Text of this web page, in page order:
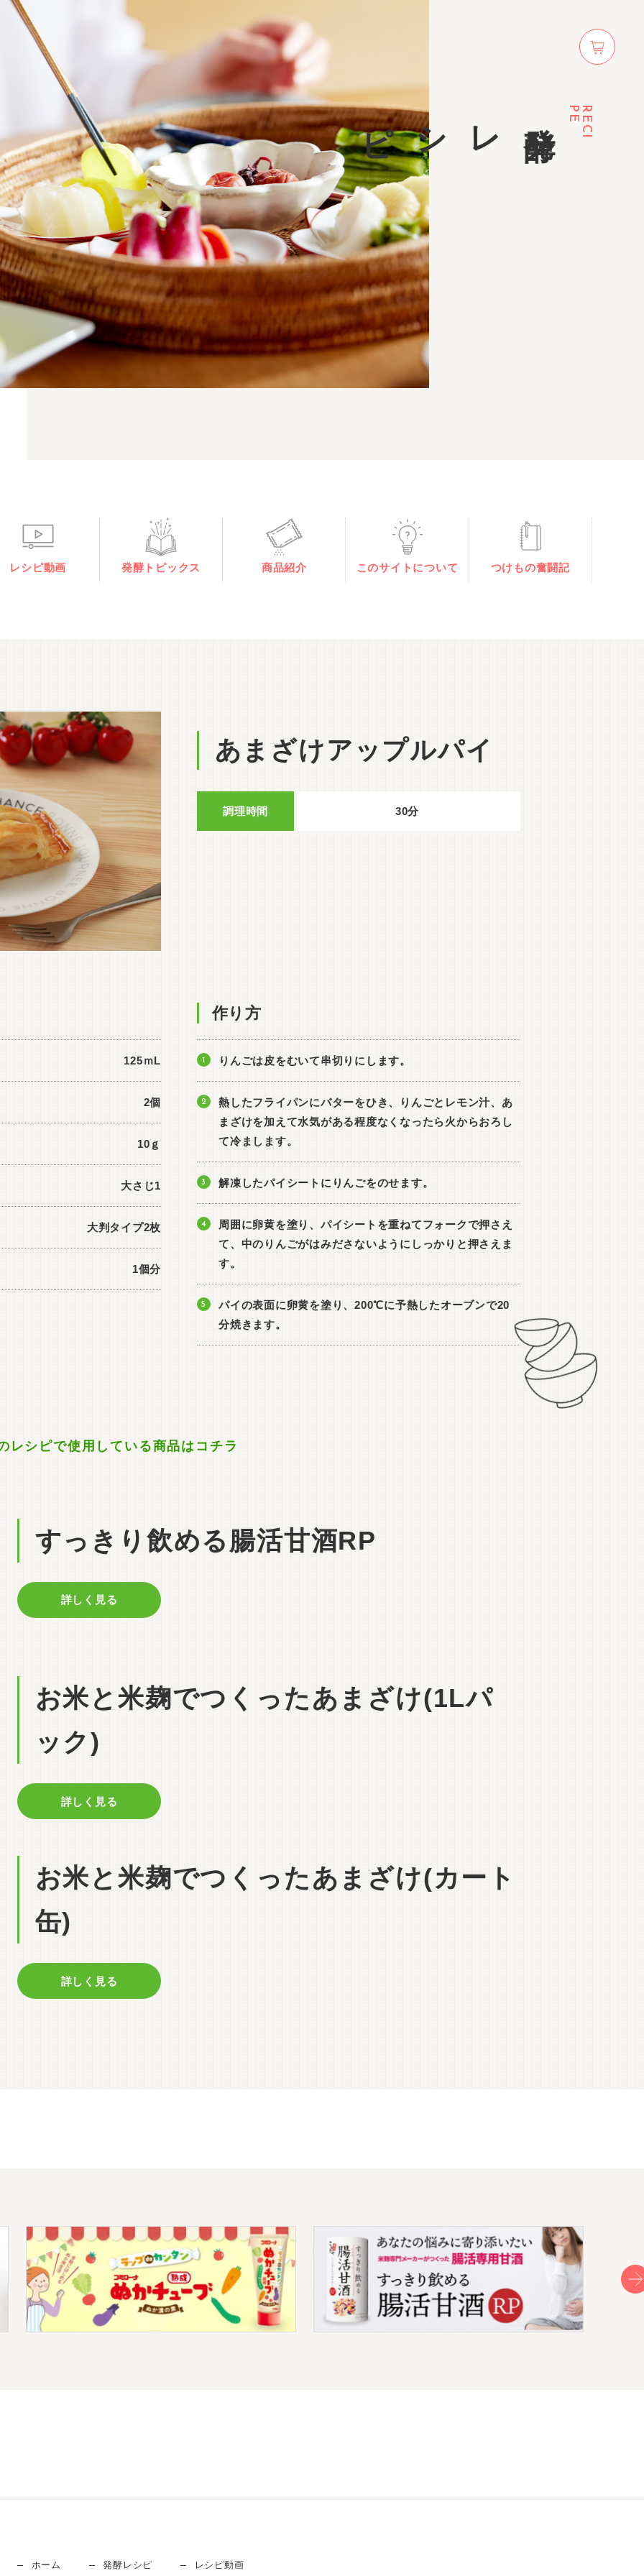
オ
ン
ン
シ
レシピ
レシピ動画 発酵トピックス 商品紹介 このサイトについて つけもの奮闘記
あまざけアップルパイ
調理時間 30分
125ｍL
2個
10ｇ
大さじ1
大判タイプ2枚
1個分
作り方
りんごは皮をむいて串切りにします。
熱したフライパンにバターをひき、りんごとレモン汁、あ
まざけを加えて水気がある程度なくなったら火からおろし
て冷まします。
解凍したパイシートにりんごをのせます。
周囲に卵黄を塗り、パイシートを重ねてフォークで押さえ
て、中のりんごがはみださないようにしっかりと押さえま
す。
パイの表面に卵黄を塗り、200℃に予熱したオーブンで20
分焼きます。
レシピで使用している商品はコチラ
すっきり飲める腸活甘酒RP
詳しく見る
お米と米麹でつくったあまざけ(1Lパ
ック)
詳しく見る
お米と米麹でつくったあまざけ(カート
缶)
詳しく見る
ホーム 発酵レシピ レシピ動画